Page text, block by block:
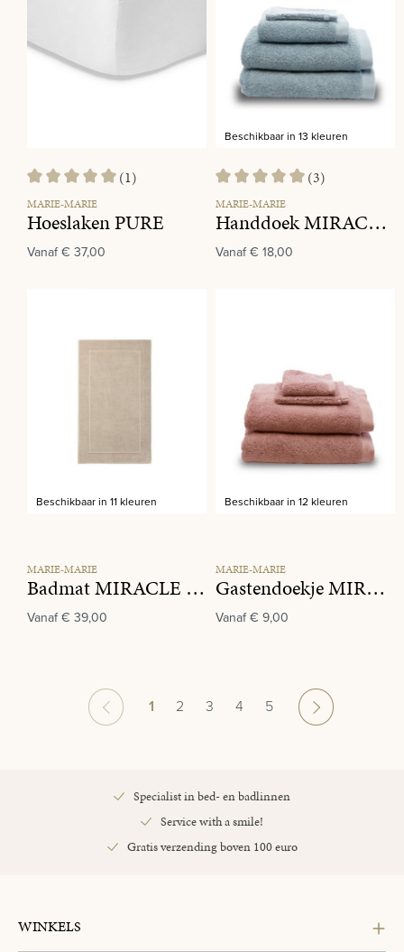
Gemiddelde waardering van 5 van 5 sterren
(1)
MARIE-MARIE
Hoeslaken PURE
Vanaf€ 37,00
Beschikbaar in 13 kleuren
Gemiddelde waardering van 5
(3)
MARIE-MARIE
Handdoek MIRACLE 315 Ocean
Vanaf€ 18,00
Beschikbaar in 11 kleuren
MARIE-MARIE
Badmat MIRACLE 770 Linen
Vanaf€ 39,00
Beschikbaar in 12 kleuren
MARIE-MARIE
Gastendoekje MIRACLE 680 Rosewood
Vanaf€ 9,00
Pagina
1 Pagina
2 Pagina
3 Pagina
4 Pagina
5
Specialist in bed- en badlinnen
Service with a smile!
Gratis verzending boven 100 euro
WINKELS